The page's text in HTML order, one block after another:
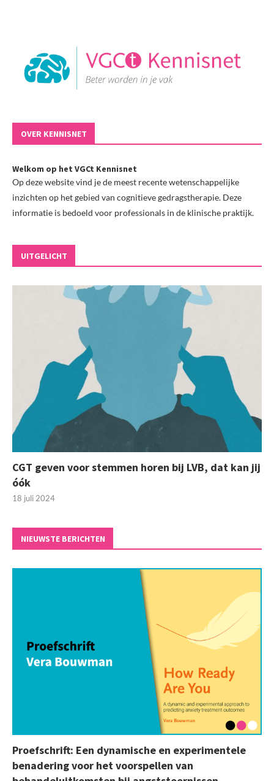
OVER KENNISNET
Welkom op het VGCt Kennisnet
Op deze website vind je de meest recente wetenschappelijke
inzichten op het gebied van cognitieve gedragstherapie. Deze
informatie is bedoeld voor professionals in de klinische praktijk.
UITGELICHT
CGT geven voor stemmen horen bij LVB, dat kan jij
óók
18 juli 2024
NIEUWSTE BERICHTEN
Proefschrift: Een dynamische en experimentele
benadering voor het voorspellen van